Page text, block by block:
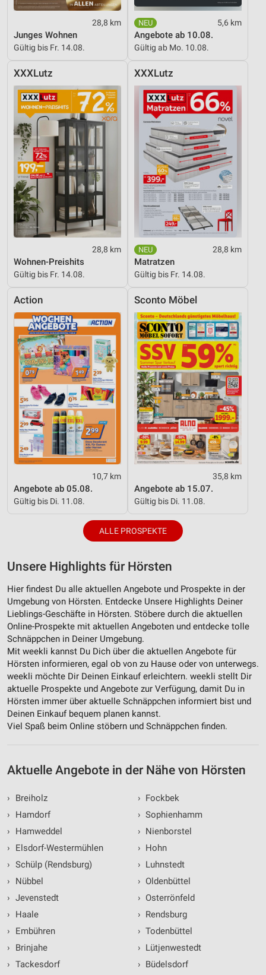
28,8 km
Junges Wohnen
Gültig bis Fr. 14.08.
5,6 km
Angebote ab 10.08.
Gültig ab Mo. 10.08.
XXXLutz
28,8 km
Wohnen-Preishits
Gültig bis Fr. 14.08.
XXXLutz
28,8 km
Matratzen
Gültig bis Fr. 14.08.
Action
10,7 km
Angebote ab 05.08.
Gültig bis Di. 11.08.
Sconto Möbel
35,8 km
Angebote ab 15.07.
Gültig bis Di. 11.08.
ALLE PROSPEKTE
Unsere Highlights für Hörsten
Hier findest Du alle aktuellen Angebote und Prospekte in der
Umgebung von Hörsten. Entdecke Unsere Highlights Deiner
Lieblings-Geschäfte in Hörsten. Stöbere durch die aktuellen
Online-Prospekte mit aktuellen Angeboten und entdecke tolle
Schnäppchen in Deiner Umgebung.
Mit weekli kannst Du Dich über die aktuellen Angebote für
Hörsten informieren, egal ob von zu Hause oder von unterwegs.
weekli möchte Dir Deinen Einkauf erleichtern. weekli stellt Dir
aktuelle Prospekte und Angebote zur Verfügung, damit Du in
Hörsten immer über aktuelle Schnäppchen informiert bist und
Deinen Einkauf bequem planen kannst.
Viel Spaß beim Online stöbern und Schnäppchen finden.
Aktuelle Angebote in der Nähe von Hörsten
›
Breiholz
›
Hamdorf
›
Hamweddel
›
Elsdorf-Westermühlen
› Schülp (Rendsburg)
›
Nübbel
› Jevenstedt
›
Haale
›
Embühren
›
Brinjahe
› Tackesdorf
› Fockbek
› Sophienhamm
› Nienborstel
› Hohn
› Luhnstedt
› Oldenbüttel
› Osterrönfeld
› Rendsburg
› Todenbüttel
› Lütjenwestedt
› Büdelsdorf
Funktional